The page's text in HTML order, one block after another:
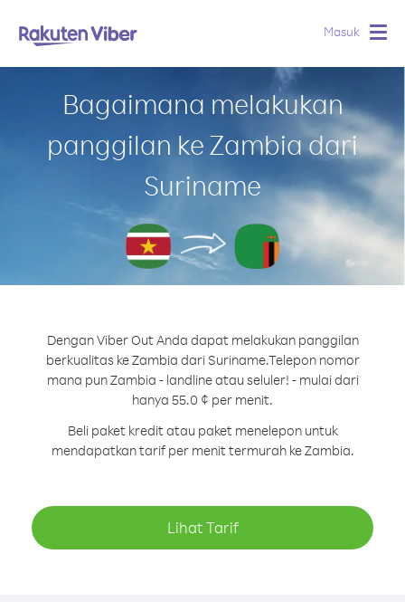
Masuk
Bagaimana melakukan
panggilan ke Zambia dari
Suriname
Dengan Viber Out Anda dapat melakukan panggilan
berkualitas ke Zambia dari Suriname.Telepon nomor
mana pun Zambia - landline atau seluler! - mulai dari
hanya 55.0 ¢ per menit.
Beli paket kredit atau paket menelepon untuk
mendapatkan tarif per menit termurah ke Zambia.
Lihat Tarif